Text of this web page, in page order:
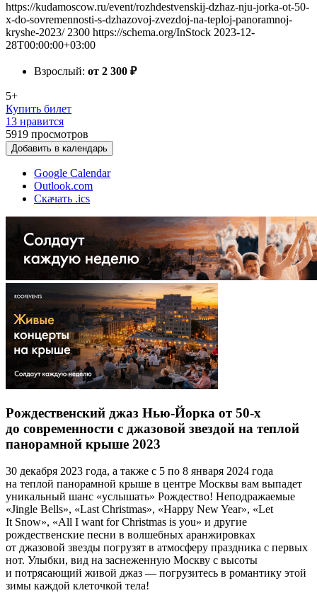
https://kudamoscow.ru/event/rozhdestvenskij-dzhaz-nju-jorka-ot-50-
x-do-sovremennosti-s-dzhazovoj-zvezdoj-na-teploj-panoramnoj-
kryshe-2023/ 2300 https://schema.org/InStock 2023-12-
28T00:00:00+03:00
Взрослый: от 2 300 ₽
5+
Купить билет
13 нравится
5919 просмотров
Добавить в календарь
Google Calendar
Outlook.com
Скачать .ics
Рождественский джаз Нью-Йорка от 50-х
до современности с джазовой звездой на теплой
панорамной крыше 2023
30 декабря 2023 года, а также с 5 по 8 января 2024 года
на теплой панорамной крыше в центре Москвы вам выпадет
уникальный шанс «услышать» Рождество! Неподражаемые
«Jingle Bells», «Last Christmas», «Happy New Year», «Let
It Snow», «All I want for Christmas is you» и другие
рождественские песни в волшебных аранжировках
от джазовой звезды погрузят в атмосферу праздника с первых
нот. Улыбки, вид на заснеженную Москву с высоты
и потрясающий живой джаз — погрузитесь в романтику этой
зимы каждой клеточкой тела!